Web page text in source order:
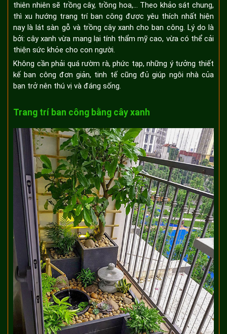
thiên nhiên sẽ trồng cây, trồng hoa,... Theo khảo sát chung,
thì xu hướng trang trí ban công được yêu thích nhất hiện
nay là lát sàn gỗ và trồng cây xanh cho ban công. Lý do là
bởi: cây xanh vừa mang lại tính thẩm mỹ cao, vừa có thể cải
thiện sức khỏe cho con người.
Không cần phải quá rườm rà, phức tạp, những ý tưởng thiết
kế ban công đơn giản, tinh tế cũng đủ giúp ngôi nhà của
bạn trở nên thú vị và đáng sống.
Trang trí ban công bằng cây xanh